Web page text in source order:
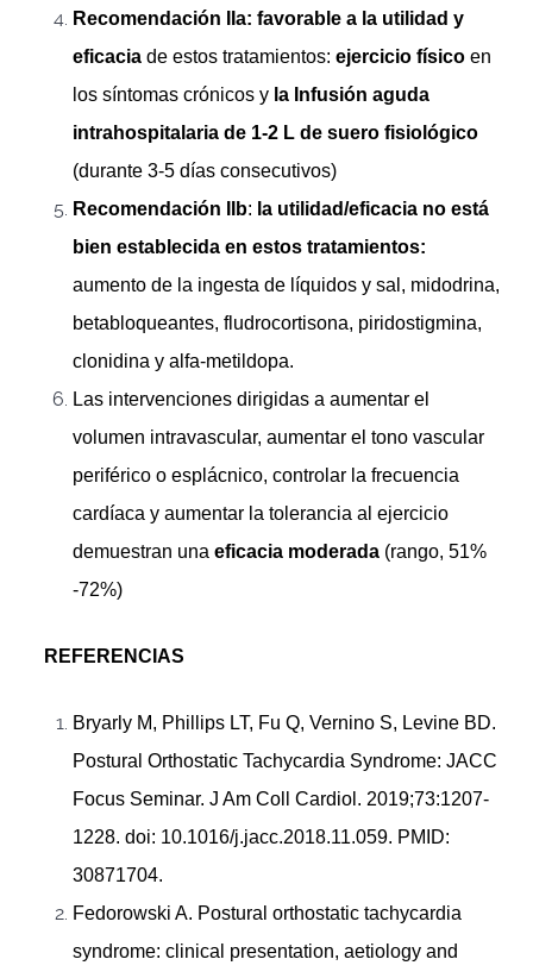
Recomendación IIa: favorable a la utilidad y
eficacia de estos tratamientos: ejercicio físico en
los síntomas crónicos y la Infusión aguda
intrahospitalaria de 1-2 L de suero fisiológico
(durante 3-5 días consecutivos)
Recomendación IIb: la utilidad/eficacia no está
bien establecida en estos tratamientos:
aumento de la ingesta de líquidos y sal, midodrina,
betabloqueantes, fludrocortisona, piridostigmina,
clonidina y alfa-metildopa.
Las intervenciones dirigidas a aumentar el
volumen intravascular, aumentar el tono vascular
periférico o esplácnico, controlar la frecuencia
cardíaca y aumentar la tolerancia al ejercicio
demuestran una eficacia moderada (rango, 51%
-72%)
REFERENCIAS
Bryarly M, Phillips LT, Fu Q, Vernino S, Levine BD.
Postural Orthostatic Tachycardia Syndrome: JACC
Focus Seminar. J Am Coll Cardiol. 2019;73:1207-
1228. doi: 10.1016/j.jacc.2018.11.059. PMID:
30871704.
Fedorowski A. Postural orthostatic tachycardia
syndrome: clinical presentation, aetiology and